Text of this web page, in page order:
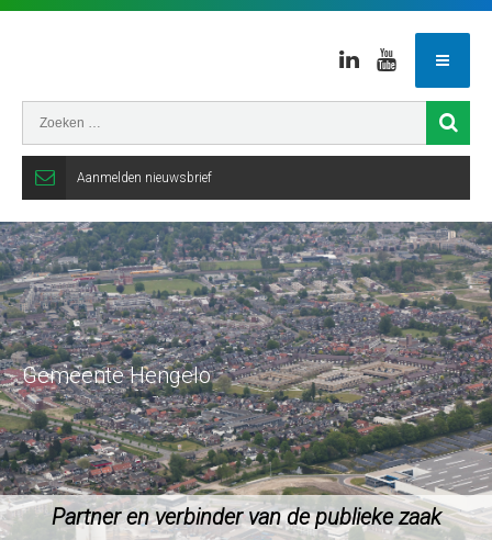
LinkedinYoutube
Aanmelden nieuwsbrief
Partner en verbinder van de publieke zaak
Gemeente Hengelo